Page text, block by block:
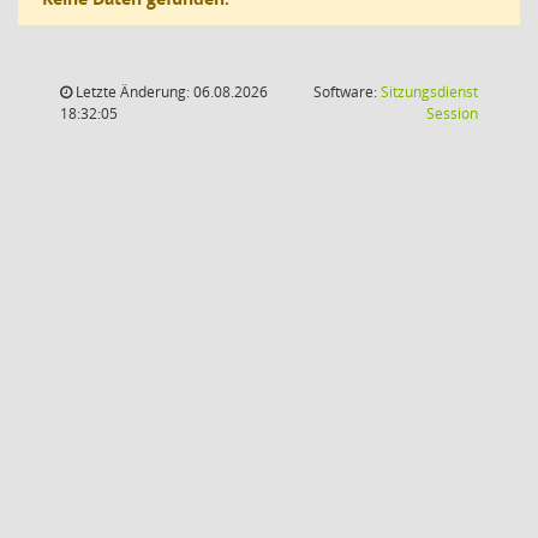
Letzte Änderung: 06.08.2026
18:32:05
Software:Sitzungsdienst
Session(Wird in